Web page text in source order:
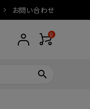
お問い合わせ
0
search